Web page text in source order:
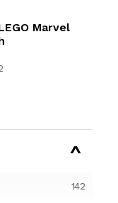
Marvel
142